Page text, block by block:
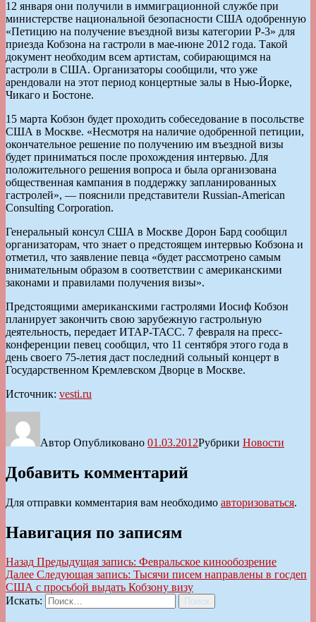
12 января они получили в иммиграционной службе при
министерстве национальной безопасности США одобренную
«Петицию на получение въездной визы категории P-3» для
приезда Кобзона на гастроли в мае-июне 2012 года. Такой
документ необходим всем артистам, собирающимся на
гастроли в США. Организаторы сообщили, что уже
арендовали на этот период концертные залы в Нью-Йорке,
Чикаго и Бостоне.
15 марта Кобзон будет проходить собеседование в посольстве
США в Москве. «Несмотря на наличие одобренной петиции,
окончательное решение по получению им въездной визы
будет приниматься после прохождения интервью. Для
положительного решения вопроса и была организована
общественная кампания в поддержку запланированных
гастролей», — пояснили представители Russian-American
Consulting Corporation.
Генеральный консул США в Москве Дорон Бард сообщил
организаторам, что знает о предстоящем интервью Кобзона и
отметил, что заявление певца «будет рассмотрено самым
внимательным образом в соответствии с американскими
законами и правилами получения визы».
Предстоящими американскими гастролями Иосиф Кобзон
планирует закончить свою зарубежную гастрольную
деятельность, передает ИТАР-ТАСС. 7 февраля на пресс-
конференции певец сообщил, что 11 сентября этого года в
день своего 75-летия даст последний сольный концерт в
Государственном Кремлевском Дворце в Москве.
Источник: vesti.ru
Автор Опубликовано 01.03.2012Рубрики Новости
Добавить комментарий
Для отправки комментария вам необходимо авторизоваться.
Навигация по записям
Назад Предыдущая запись: Февральское кинообозрение
Далее Следующая запись: Тысячи писем направлены в госдеп
США с просьбой выдать Кобзону визу
Искать:
Поиск